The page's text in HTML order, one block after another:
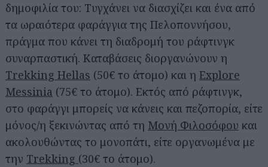
δημοφιλία του: Τυγχάνει να διασχίζει και ένα από
τα ωραιότερα φαράγγια της Πελοποννήσου,
πράγμα που κάνει τη διαδρομή του ράφτινγκ
συναρπαστική. Καταβάσεις διοργανώνουν η
Trekking Hellas (50€ το άτομο) και η Explore
Messinia (75€ το άτομο). Εκτός από ράφτινγκ,
στο φαράγγι μπορείς να κάνεις και πεζοπορία, είτε
μόνος/η ξεκινώντας από τη Μονή Φιλοσόφου και
ακολουθώντας το μονοπάτι, είτε οργανωμένα με
την Trekking (30€ το άτομο).